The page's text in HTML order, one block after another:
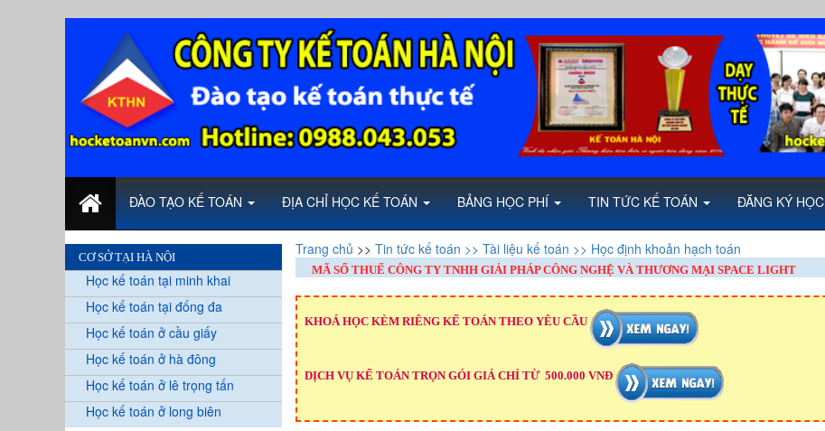
ĐÀO TẠO KẾ TOÁN ĐỊA CHỈ HỌC KẾ TOÁN BẢNG HỌC PHÍ TIN TỨC KẾ TOÁN ĐĂNG KÝ HỌC
CƠ SỞ TẠI HÀ NỘI
Học kế toán tại minh khai
Học kế toán tại đống đa
Học kế toán ở cầu giấy
Học kế toán ở hà đông
Học kế toán ở lê trọng tấn
Học kế toán ở long biên
Trang chủ >> Tin tức kế toán >> Tài liệu kế toán >> Học định khoản hạch toán
MÃ SỐ THUẾ CÔNG TY TNHH GIẢI PHÁP CÔNG NGHỆ VÀ THƯƠNG MẠI SPACE LIGHT
KHOÁ HỌC KÈM RIÊNG KẾ TOÁN THEO YÊU CẦU
DỊCH VỤ KẾ TOÁN TRỌN GÓI GIÁ CHỈ TỪ 500.000 VNĐ